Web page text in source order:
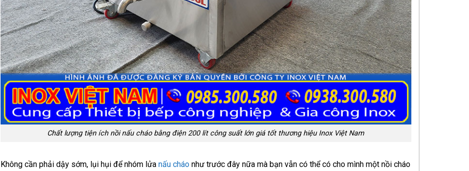
Chất lượng tiện ích nồi nấu cháo bằng điện 200 lít công suất lớn giá tốt thương hiệu Inox Việt Nam
Không cần phải dậy sớm, lụi hụi để nhóm lửanấu cháo như trước đây nữa mà bạn vẫn có thể có cho mình một nồi cháo